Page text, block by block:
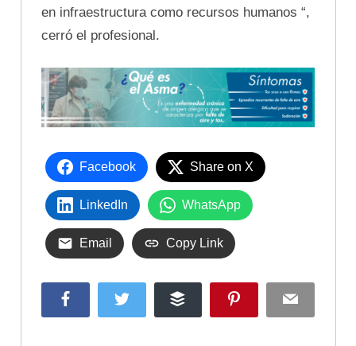
en infraestructura como recursos humanos “,
cerró el profesional.
Facebook Share on X
LinkedIn WhatsApp
Email Copy Link
FacebookTwitter Buffer Pinterest Email